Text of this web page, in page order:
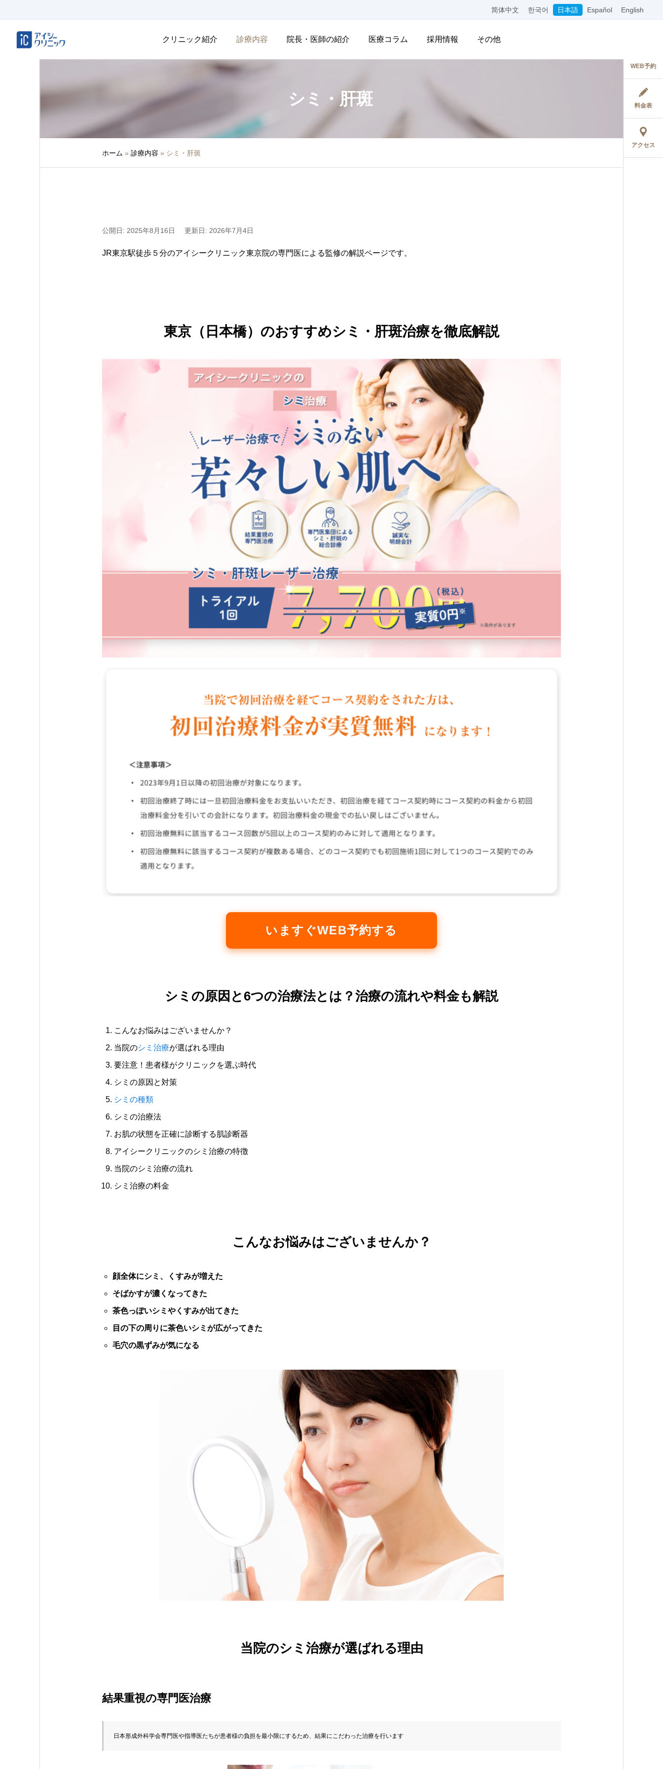
简体中文 한국어 日本語 Español English
クリニック紹介 診療内容 院長・医師の紹介 医療コラム 採用情報 その他
WEB予約
料金表
アクセス
シミ・肝斑
ホーム » 診療内容 » シミ・肝斑
公開日: 2025年8月16日 更新日: 2026年7月4日
JR東京駅徒歩５分のアイシークリニック東京院の専門医による監修の解説ページです。
東京（日本橋）のおすすめシミ・肝斑治療を徹底解説
いますぐWEB予約する
シミの原因と6つの治療法とは？治療の流れや料金も解説
こんなお悩みはございませんか？
当院のシミ治療が選ばれる理由
要注意！患者様がクリニックを選ぶ時代
シミの原因と対策
シミの種類
シミの治療法
お肌の状態を正確に診断する肌診断器
アイシークリニックのシミ治療の特徴
当院のシミ治療の流れ
シミ治療の料金
こんなお悩みはございませんか？
顔全体にシミ、くすみが増えた
そばかすが濃くなってきた
茶色っぽいシミやくすみが出てきた
目の下の周りに茶色いシミが広がってきた
毛穴の黒ずみが気になる
当院のシミ治療が選ばれる理由
結果重視の専門医治療
日本形成外科学会専門医や指導医たちが患者様の負担を最小限にするため、結果にこだわった治療を行います